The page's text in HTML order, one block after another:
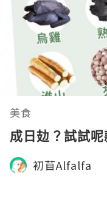
美食
成日攰？試試
初苜Alfalfa